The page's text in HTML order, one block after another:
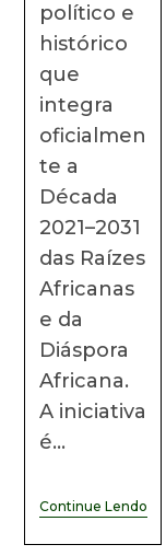
político e
histórico
que
integra
oficialmen
te a
Década
2021–2031
das Raízes
Africanas
e da
Diáspora
Africana.
A iniciativa
é…
Continue Lendo